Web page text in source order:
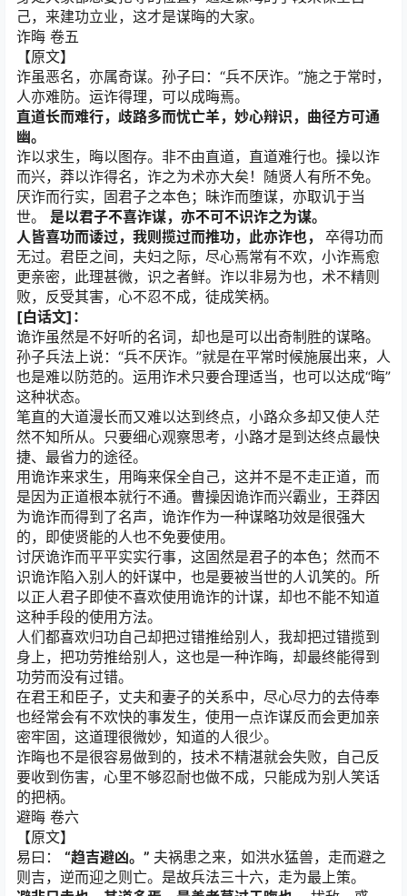
己，来建功立业，这才是谋晦的大家。
诈晦 卷五
【原文】
诈虽恶名，亦属奇谋。孙子曰：“兵不厌诈。”施之于常时，
人亦难防。运诈得理，可以成晦焉。
直道长而难行，歧路多而忧亡羊，妙心辩识，曲径方可通
幽。
诈以求生，晦以图存。非不由直道，直道难行也。操以诈
而兴，莽以诈得名，诈之为术亦大矣！随贤人有所不免。
厌诈而行实，固君子之本色；昧诈而堕谋，亦取讥于当
世。 是以君子不喜诈谋，亦不可不识诈之为谋。
人皆喜功而诿过，我则揽过而推功，此亦诈也， 卒得功而
无过。君臣之间，夫妇之际，尽心焉常有不欢，小诈焉愈
更亲密，此理甚微，识之者鲜。诈以非易为也，术不精则
败，反受其害，心不忍不成，徒成笑柄。
[白话文]：
诡诈虽然是不好听的名词，却也是可以出奇制胜的谋略。
孙子兵法上说：“兵不厌诈。”就是在平常时候施展出来，人
也是难以防范的。运用诈术只要合理适当，也可以达成“晦”
这种状态。
笔直的大道漫长而又难以达到终点，小路众多却又使人茫
然不知所从。只要细心观察思考，小路才是到达终点最快
捷、最省力的途径。
用诡诈来求生，用晦来保全自己，这并不是不走正道，而
是因为正道根本就行不通。曹操因诡诈而兴霸业，王莽因
为诡诈而得到了名声，诡诈作为一种谋略功效是很强大
的，即使贤能的人也不免要使用。
讨厌诡诈而平平实实行事，这固然是君子的本色；然而不
识诡诈陷入别人的奸谋中，也是要被当世的人讥笑的。所
以正人君子即使不喜欢使用诡诈的计谋，却也不能不知道
这种手段的使用方法。
人们都喜欢归功自己却把过错推给别人，我却把过错揽到
身上，把功劳推给别人，这也是一种诈晦，却最终能得到
功劳而没有过错。
在君王和臣子，丈夫和妻子的关系中，尽心尽力的去侍奉
也经常会有不欢快的事发生，使用一点诈谋反而会更加亲
密牢固，这道理很微妙，知道的人很少。
诈晦也不是很容易做到的，技术不精湛就会失败，自己反
要收到伤害，心里不够忍耐也做不成，只能成为别人笑话
的把柄。
避晦 卷六
【原文】
易曰： “趋吉避凶。” 夫祸患之来，如洪水猛兽，走而避之
则吉，逆而迎之则亡。是故兵法三十六，走为最上策。